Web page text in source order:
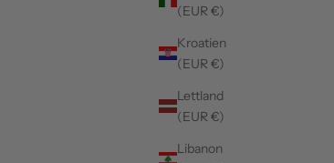
(EUR €)
Kroatien
(EUR €)
Lettland
(EUR €)
Libanon